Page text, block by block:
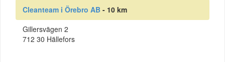
Cleanteam i Örebro AB - 10 km
Gillersvägen 2
712 30 Hällefors